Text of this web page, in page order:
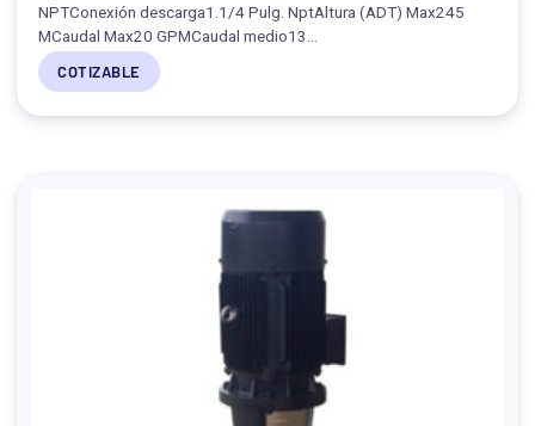
NPTConexión descarga1.1/4 Pulg. NptAltura (ADT) Max245
MCaudal Max20 GPMCaudal medio13…
COTIZABLE